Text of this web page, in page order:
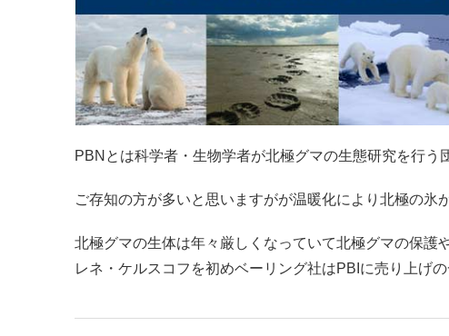
PBNとは科学者・生物学者が北極グマの生態研究を行う
ご存知の方が多いと思いますがが温暖化により北極の氷
北極グマの生体は年々厳しくなっていて北極グマの保護
レネ・ケルスコフを初めベーリング社はPBIに売り上げ